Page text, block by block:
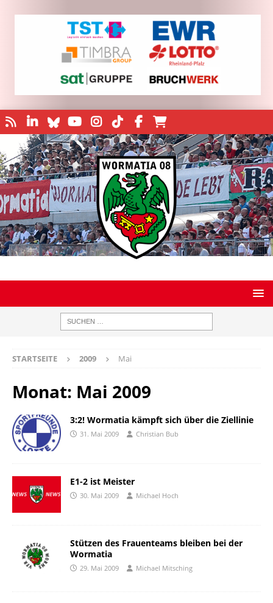
STARTSEITE 2009 Mai
Monat: Mai 2009
3:2! Wormatia kämpft sich über die Ziellinie
31. Mai 2009 Christian Bub
E1-2 ist Meister
30. Mai 2009 Michael Hoch
Stützen des Frauenteams bleiben bei der
Wormatia
29. Mai 2009 Michael Mitsching